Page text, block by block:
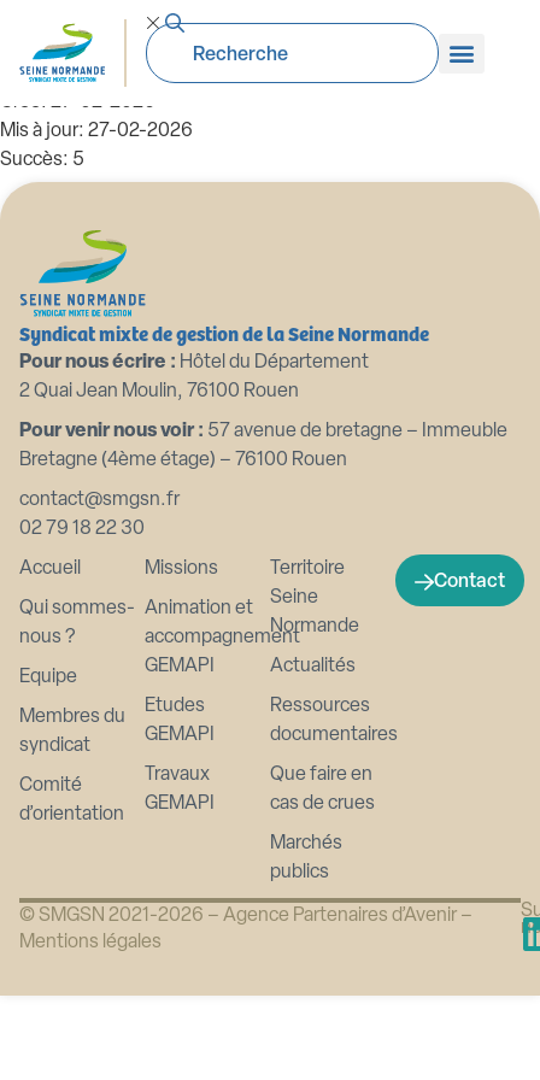
Affluents de la Seine
Taille du fichier: 2.83 Mo
Créé: 27-02-2026
Mis à jour: 27-02-2026
Succès: 5
Syndicat mixte de gestion de la Seine Normande
Pour nous écrire : Hôtel du Département
2 Quai Jean Moulin, 76100 Rouen
Pour venir nous voir : 57 avenue de bretagne – Immeuble
Bretagne (4ème étage) – 76100 Rouen
contact@smgsn.fr
02 79 18 22 30
Accueil
Qui sommes-
nous ?
Equipe
Membres du
syndicat
Comité
d’orientation
Missions
Animation et
accompagnement
GEMAPI
Etudes
GEMAPI
Travaux
GEMAPI
Territoire
Seine
Normande
Actualités
Ressources
documentaires
Que faire en
cas de crues
Marchés
publics
Contact
© SMGSN 2021-2026 – Agence Partenaires d’Avenir –
Mentions légales